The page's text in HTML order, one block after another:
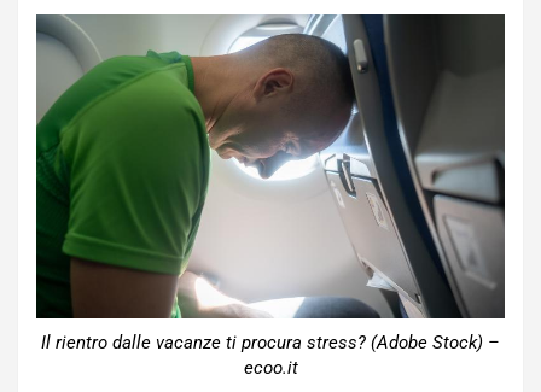
Il rientro dalle vacanze ti procura stress? (Adobe Stock) –
ecoo.it